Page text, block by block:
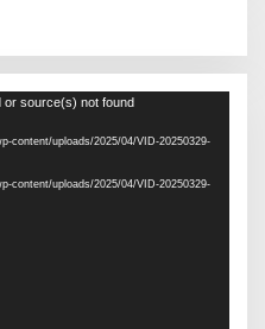
or source(s) not found
content/uploads/2025/04/VID-20250329-
content/uploads/2025/04/VID-20250329-